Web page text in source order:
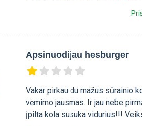
Apsinuodijau hesburger
Vakar pirkau du mažus sūrainio
vėmimo jausmas. Ir jau nebe
įpilta kola susuka vidurius!!!